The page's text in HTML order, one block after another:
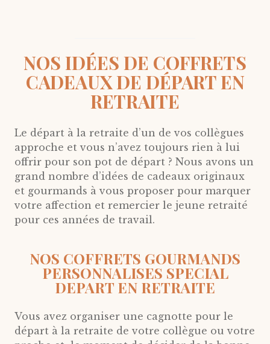
NOS IDÉES DE COFFRETS
CADEAUX DE DÉPART EN
RETRAITE
Le départ à la retraite d’un de vos collègues
approche et vous n’avez toujours rien à lui
offrir pour son pot de départ ? Nous avons un
grand nombre d’idées de cadeaux originaux
et gourmands à vous proposer pour marquer
votre affection et remercier le jeune retraité
pour ces années de travail.
NOS COFFRETS GOURMANDS
PERSONNALISES SPECIAL
DEPART EN RETRAITE
Vous avez organiser une cagnotte pour le
départ à la retraite de votre collègue ou votre